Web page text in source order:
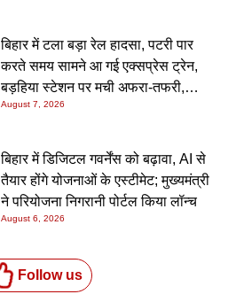
बिहार में टला बड़ा रेल हादसा, पटरी पार
करते समय सामने आ गई एक्सप्रेस ट्रेन,
बड़हिया स्टेशन पर मची अफरा-तफरी,
यात्रियों की लापरवाही आई सामने
August 7, 2026
बिहार में डिजिटल गवर्नेंस को बढ़ावा, AI से
तैयार होंगे योजनाओं के एस्टीमेट; मुख्यमंत्री
ने परियोजना निगरानी पोर्टल किया लॉन्च
August 6, 2026
Follow us